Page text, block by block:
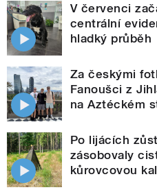
V červenci
centrální
hladký průběh
Za českými
Fanoušci z
na Aztéckém
Po lijácích
zásobovaly
kůrovcovou